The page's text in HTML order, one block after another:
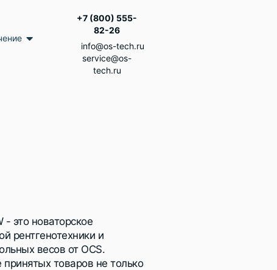
+7 (800) 555-
82-26
info@os-tech.ru
service@os-
tech.ru
это новаторское
рентгенотехники и
весов от OCS.
товаров не только